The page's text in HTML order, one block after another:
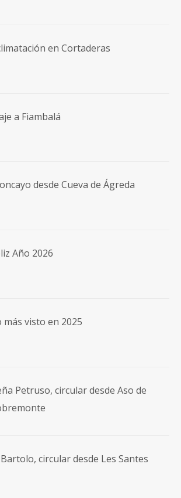
en Cortaderas
a Fiambalá
desde Cueva de Ágreda
Año 2026
más visto en 2025
Petruso, circular desde Aso de
Bartolo, circular desde Les Santes